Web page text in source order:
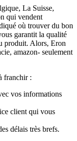
La Suisse,
qui vendent
où trouver du bon
garantit la qualité
produit. Alors, Eron
amazon- seulement
franchir :
vos informations
client qui vous
délais très brefs.